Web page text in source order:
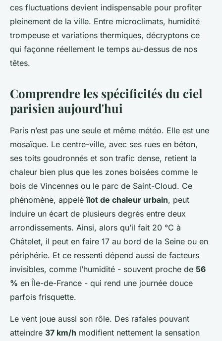
ces fluctuations devient indispensable pour profiter
pleinement de la ville. Entre microclimats, humidité
trompeuse et variations thermiques, décryptons ce
qui façonne réellement le temps au-dessus de nos
têtes.
Comprendre les spécificités du ciel
parisien aujourd'hui
Paris n’est pas une seule et même météo. Elle est une
mosaïque. Le centre-ville, avec ses rues en béton,
ses toits goudronnés et son trafic dense, retient la
chaleur bien plus que les zones boisées comme le
bois de Vincennes ou le parc de Saint-Cloud. Ce
phénomène, appeléîlot de chaleur urbain, peut
induire un écart de plusieurs degrés entre deux
arrondissements. Ainsi, alors qu’il fait 20 °C à
Châtelet, il peut en faire 17 au bord de la Seine ou en
périphérie. Et ce ressenti dépend aussi de facteurs
invisibles, comme l’humidité - souvent proche de 56
% en Île-de-France - qui rend une journée douce
parfois frisquette.
Le vent joue aussi son rôle. Des rafales pouvant
atteindre 37 km/h modifient nettement la sensation